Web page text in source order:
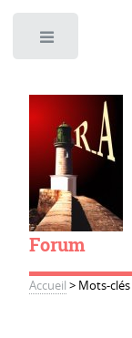
Forum
Accueil > Mots-clés